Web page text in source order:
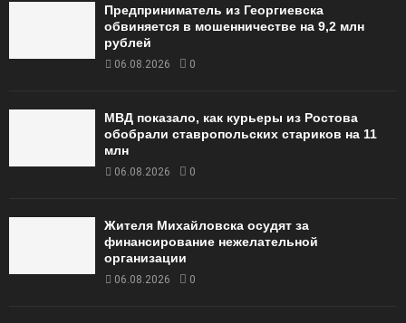
Предприниматель из Георгиевска
обвиняется в мошенничестве на 9,2 млн
рублей
06.08.2026 0
МВД показало, как курьеры из Ростова
обобрали ставропольских стариков на 11
млн
06.08.2026 0
Жителя Михайловска осудят за
финансирование нежелательной
организации
06.08.2026 0